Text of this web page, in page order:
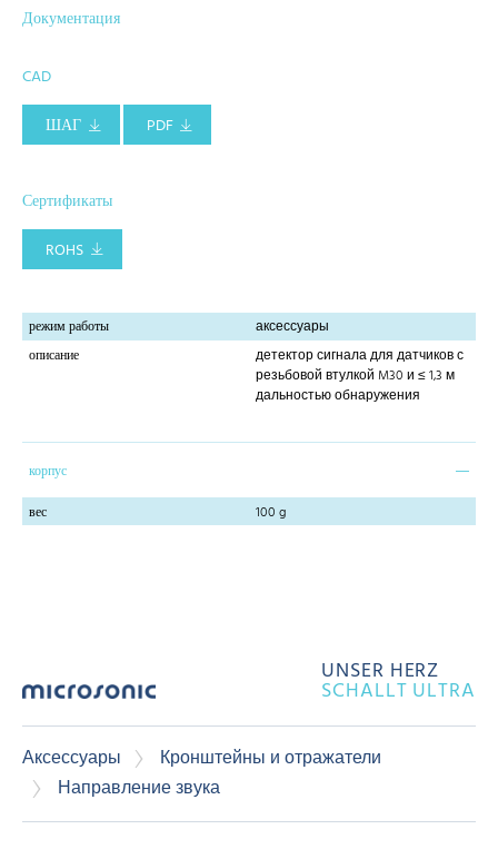
Документация
CAD
ШАГ
PDF
Сертификаты
ROHS
режим работы
аксессуары
описание
детектор сигнала для датчиков с
резьбовой втулкой M30 и ≤ 1,3 м
дальностью обнаружения
корпус
вес
100 g
UNSER HERZ
SCHALLT ULTRA
Аксессуары
Кронштейны и отражатели
Направление звука